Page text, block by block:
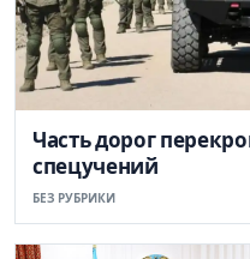
Часть дорог
спецучений
БЕЗ РУБРИКИ